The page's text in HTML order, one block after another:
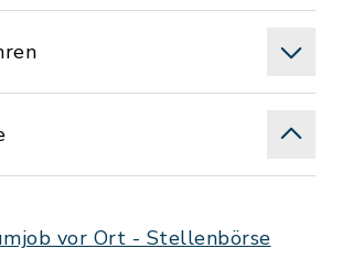
vor Ort - Stellenbörse